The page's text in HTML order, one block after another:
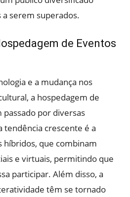
serem superados.
de Eventos
e a mudança nos
a hospedagem de
por diversas
crescente é a
híbridos, que combinam
e virtuais, permitindo que
participar. Além disso, a
têm se tornado